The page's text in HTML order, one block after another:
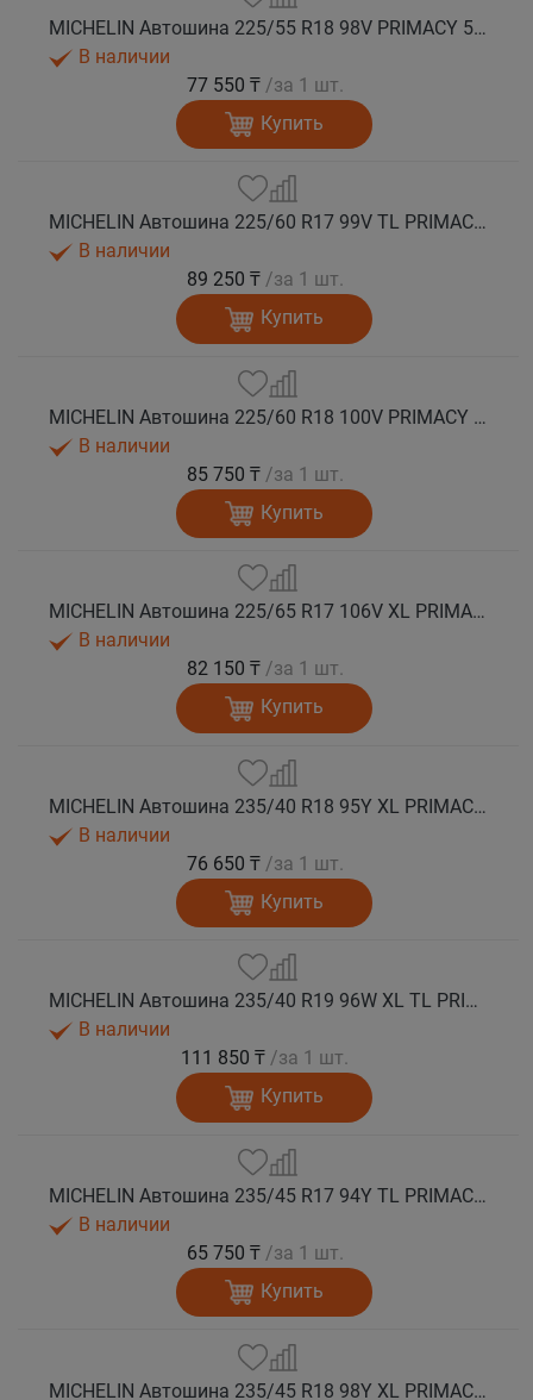
MICHELIN Автошина 225/55 R18 98V PRIMACY 5 лето
В наличии
77 550 ₸ /за 1 шт.
Купить
MICHELIN Автошина 225/60 R17 99V TL PRIMACY 5 лето
В наличии
89 250 ₸ /за 1 шт.
Купить
MICHELIN Автошина 225/60 R18 100V PRIMACY 5 лето
В наличии
85 750 ₸ /за 1 шт.
Купить
MICHELIN Автошина 225/65 R17 106V XL PRIMACY 5 лето
В наличии
82 150 ₸ /за 1 шт.
Купить
MICHELIN Автошина 235/40 R18 95Y XL PRIMACY 5 лето
В наличии
76 650 ₸ /за 1 шт.
Купить
MICHELIN Автошина 235/40 R19 96W XL TL PRIMACY 5 лето
В наличии
111 850 ₸ /за 1 шт.
Купить
MICHELIN Автошина 235/45 R17 94Y TL PRIMACY 5 лето
В наличии
65 750 ₸ /за 1 шт.
Купить
MICHELIN Автошина 235/45 R18 98Y XL PRIMACY 5 лето